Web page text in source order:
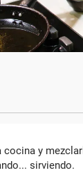
y
sirviendo.